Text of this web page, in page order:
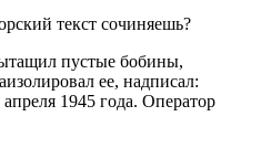
текст сочиняешь?
пустые бобины,
ее, надписал:
1945 года. Оператор